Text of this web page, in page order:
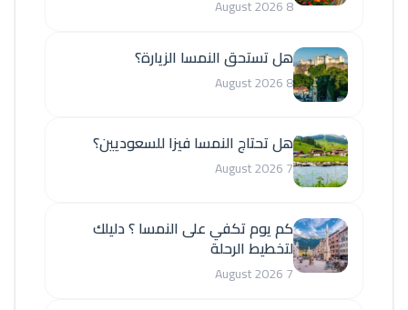
8 August 2026
هل تستحق النمسا الزيارة؟
8 August 2026
هل تحتاج النمسا فيزا للسعوديين؟
7 August 2026
كم يوم تكفي على النمسا ؟ دليلك
لتخطيط الرحلة
7 August 2026